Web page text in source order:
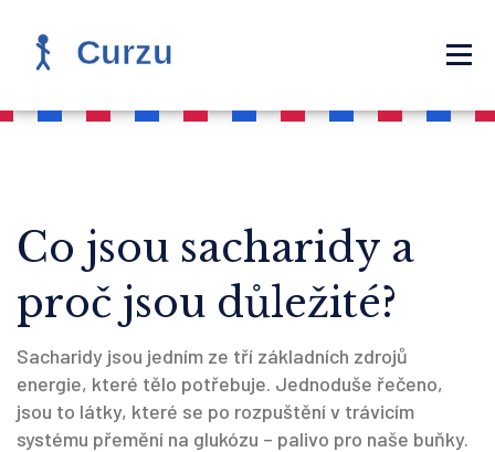
Co jsou sacharidy a
proč jsou důležité?
Sacharidy jsou jedním ze tří základních zdrojů
energie, které tělo potřebuje. Jednoduše řečeno,
jsou to látky, které se po rozpuštění v trávicím
systému přemění na glukózu – palivo pro naše buňky.